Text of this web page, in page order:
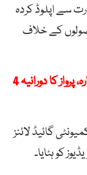
سے اپلوڈ کردہ
کے خلاف
ناسا کا سپر سونک مسافر طیارہ، پرواز کا دورانیہ 4
کمیونٹی گائیڈ لائنز